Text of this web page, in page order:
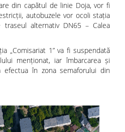
din capătul de linie Doja, vor fi
autobuzele vor ocoli stația
traseul alternativ DN65 – Calea
„Comisariat 1” va fi suspendată
menționat, iar îmbarcarea și
efectua în zona semaforului din